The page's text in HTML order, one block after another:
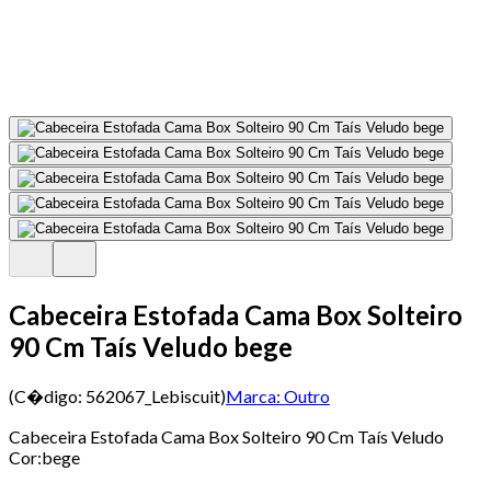
Cabeceira Estofada Cama Box Solteiro
90 Cm Taís Veludo bege
(C�digo: 562067_Lebiscuit)Marca: Outro
Cabeceira Estofada Cama Box Solteiro 90 Cm Taís Veludo
Cor:bege